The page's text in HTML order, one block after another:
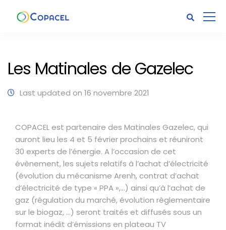
Les Matinales de Gazelec
Last updated on 16 novembre 2021
COPACEL est partenaire des Matinales Gazelec, qui
auront lieu les 4 et 5 février prochains et réuniront
30 experts de l’énergie. A l’occasion de cet
évènement, les sujets relatifs à l’achat d’électricité
(évolution du mécanisme Arenh, contrat d’achat
d’électricité de type « PPA »,…) ainsi qu’à l’achat de
gaz (régulation du marché, évolution règlementaire
sur le biogaz, …) seront traités et diffusés sous un
format inédit d’émissions en plateau TV